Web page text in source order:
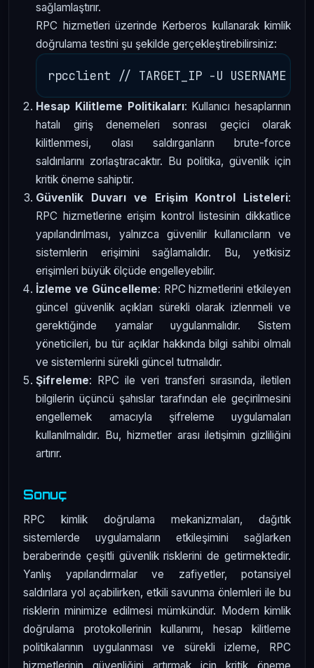
sağlamlaştırır.
RPC hizmetleri üzerinde Kerberos kullanarak kimlik
doğrulama testini şu şekilde gerçekleştirebilirsiniz:
Hesap Kilitleme Politikaları: Kullanıcı hesaplarının
hatalı giriş denemeleri sonrası geçici olarak
kilitlenmesi, olası saldırganların brute-force
saldırılarını zorlaştıracaktır. Bu politika, güvenlik için
kritik öneme sahiptir.
Güvenlik Duvarı ve Erişim Kontrol Listeleri:
RPC hizmetlerine erişim kontrol listesinin dikkatlice
yapılandırılması, yalnızca güvenilir kullanıcıların ve
sistemlerin erişimini sağlamalıdır. Bu, yetkisiz
erişimleri büyük ölçüde engelleyebilir.
İzleme ve Güncelleme: RPC hizmetlerini etkileyen
güncel güvenlik açıkları sürekli olarak izlenmeli ve
gerektiğinde yamalar uygulanmalıdır. Sistem
yöneticileri, bu tür açıklar hakkında bilgi sahibi olmalı
ve sistemlerini sürekli güncel tutmalıdır.
Şifreleme: RPC ile veri transferi sırasında, iletilen
bilgilerin üçüncü şahıslar tarafından ele geçirilmesini
engellemek amacıyla şifreleme uygulamaları
kullanılmalıdır. Bu, hizmetler arası iletişimin gizliliğini
artırır.
Sonuç
RPC kimlik doğrulama mekanizmaları, dağıtık
sistemlerde uygulamaların etkileşimini sağlarken
beraberinde çeşitli güvenlik risklerini de getirmektedir.
Yanlış yapılandırmalar ve zafiyetler, potansiyel
saldırılara yol açabilirken, etkili savunma önlemleri ile bu
risklerin minimize edilmesi mümkündür. Modern kimlik
doğrulama protokollerinin kullanımı, hesap kilitleme
politikalarının uygulanması ve sürekli izleme, RPC